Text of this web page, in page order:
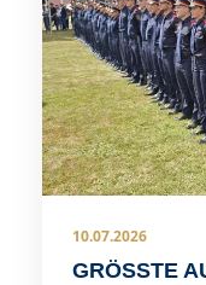
10.07.2026
GRÖSSTE